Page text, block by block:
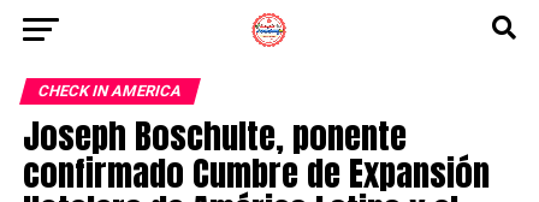
CHECK IN AMERICA
Joseph Boschulte, ponente
confirmado Cumbre de Expansión